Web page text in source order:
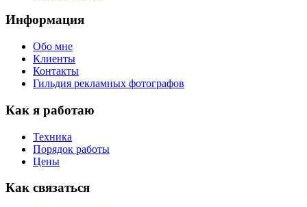
Информация
Обо мне
Клиенты
Контакты
Гильдия рекламных фотографов
Как я работаю
Техника
Порядок работы
Цены
Как связаться